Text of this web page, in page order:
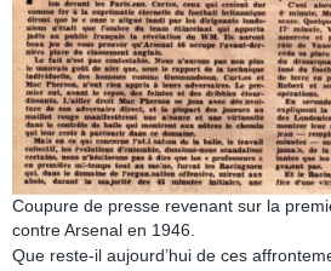
Coupure de presse revenant sur la
contre Arsenal en 1946.
Que reste-il aujourd’hui de ces